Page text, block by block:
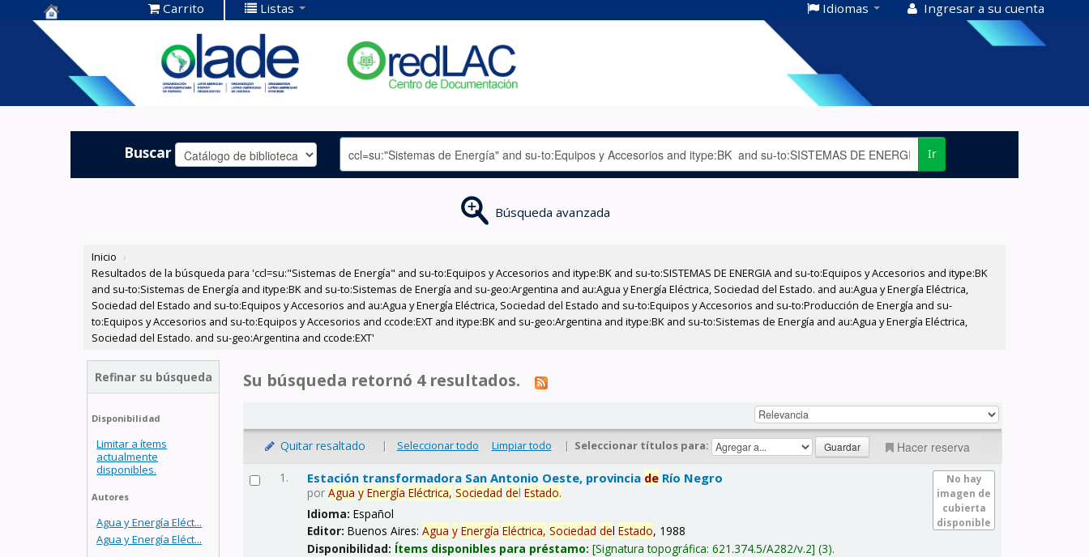
Centro de
Documentación
OLADE -
Carrito Listas Idiomas Ingresar a su cuenta
Buscar Ir
Búsqueda avanzada
Inicio ›
Resultados de la búsqueda para 'ccl=su:"Sistemas de Energía" and su-to:Equipos y Accesorios and itype:BK and su-to:SISTEMAS DE ENERGIA and su-to:Equipos y Accesorios and itype:BK
and su-to:Sistemas de Energía and itype:BK and su-to:Sistemas de Energía and su-geo:Argentina and au:Agua y Energía Eléctrica, Sociedad del Estado. and au:Agua y Energía Eléctrica,
Sociedad del Estado and su-to:Equipos y Accesorios and au:Agua y Energía Eléctrica, Sociedad del Estado and su-to:Equipos y Accesorios and su-to:Producción de Energía and su-
to:Equipos y Accesorios and su-to:Equipos y Accesorios and ccode:EXT and itype:BK and su-geo:Argentina and itype:BK and su-to:Sistemas de Energía and au:Agua y Energía Eléctrica,
Sociedad del Estado. and su-geo:Argentina and ccode:EXT'
Refinar su búsqueda
Disponibilidad
Limitar a ítems
actualmente
disponibles.
Autores
Agua y Energía Eléct...
Agua y Energía Eléct...
Su búsqueda retornó 4 resultados.
Quitar resaltado | Seleccionar todo Limpiar todo | Seleccionar títulos para: Hacer reserva
1.
No hay
imagen de
cubierta
disponible
Estación transformadora San Antonio Oeste, provincia de Río Negro
porAgua y Energía Eléctrica, Sociedad delEstado.
Idioma:Español
Editor:Buenos Aires:Agua y Energía Eléctrica, Sociedad delEstado, 1988
Disponibilidad: Ítems disponibles para préstamo: Signatura topográfica:621.374.5/A282/v.2 (3).